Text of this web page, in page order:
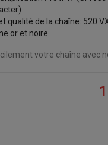
qualité de la chaîne: 520
or et noire
votre chaîne avec